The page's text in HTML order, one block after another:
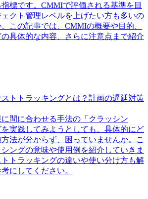
標です。CMMIで評価される基準を目
クト管理レベルを上げたい方も多いの
この記事では、CMMIの概要や目的、
具体的な内容、さらに注意点まで紹介
トトラッキングとは？計画の遅延対策
間に合わせる手法の「クラッシン
実践してみようとしても、具体的にど
法が分からず、困っていませんか。こ
ングの意味や使用例を紹介していきま
トラッキングの違いや使い分け方も解
にしてください。